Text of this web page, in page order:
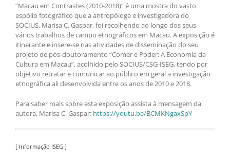
“Macau em Contrastes (2010-2018)” é uma mostra do vasto
espólio fotográfico que a antropóloga e investigadora do
SOCIUS, Marisa C. Gaspar, foi recolhendo ao longo dos seus
vários trabalhos de campo etnográficos em Macau. A exposição é
itinerante e insere-se nas atividades de disseminação do seu
projeto de pós-doutoramento “Comer e Poder: A Economia da
Cultura em Macau”, acolhido pelo SOCIUS/CSG-ISEG, tendo por
objetivo retratar e comunicar ao público em geral a investigação
etnográfica ali desenvolvida entre os anos de 2010 e 2018.
Para saber mais sobre esta exposição assista à mensagem da
autora, Marisa C. Gaspar: https://youtu.be/BCMKNgaxSpY
[ Informação ISEG ]